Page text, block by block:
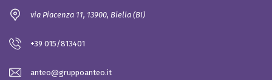
via Piacenza 11, 13900, Biella (BI)
+39 015/813401
anteo@gruppoanteo.it